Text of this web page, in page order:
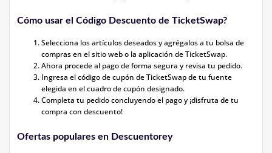
Cómo usar el Código Descuento de TicketSwap?
Selecciona los artículos deseados y agrégalos a tu bolsa de
compras en el sitio web o la aplicación de TicketSwap.
Ahora procede al pago de forma segura y revisa tu pedido.
Ingresa el código de cupón de TicketSwap de tu fuente
elegida en el cuadro de cupón designado.
Completa tu pedido concluyendo el pago y ¡disfruta de tu
compra con descuento!
Ofertas populares en Descuentorey